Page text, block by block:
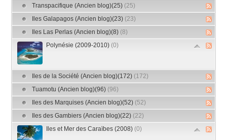
Transpacifique (Ancien blog)(25) (25)
Iles Galapagos (Ancien blog)(23) (23)
Iles Las Perlas (Ancien blog)(8) (8)
Polynésie (2009-2010) (0)
Iles de la Société (Ancien blog)(172) (172)
Tuamotu (Ancien blog)(96) (96)
Iles des Marquises (Ancien blog)(52) (52)
Iles des Gambiers (Ancien blog)(22) (22)
Iles et Mer des Caraïbes (2008) (0)